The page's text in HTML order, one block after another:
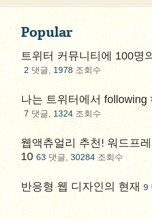
Popular
트위터 커뮤니티에 100명
2 댓글, 1978 조회수
나는 트위터에서 following
7 댓글, 1324조회수
웹액츄얼리 추천! 워드프
10 63 댓글, 30284조회수
반응형 웹 디자인의 현재 9